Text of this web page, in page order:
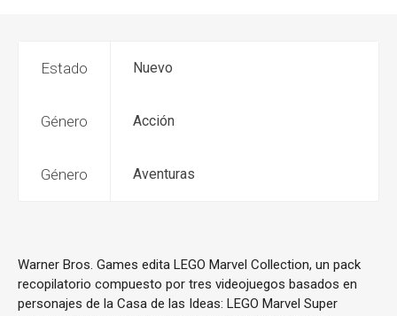
Estado Nuevo
Género Acción
Género Aventuras
Warner Bros. Games edita LEGO Marvel Collection, un pack
recopilatorio compuesto por tres videojuegos basados en
personajes de la Casa de las Ideas: LEGO Marvel Super